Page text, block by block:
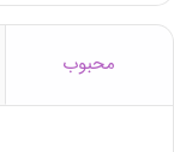
محبوب